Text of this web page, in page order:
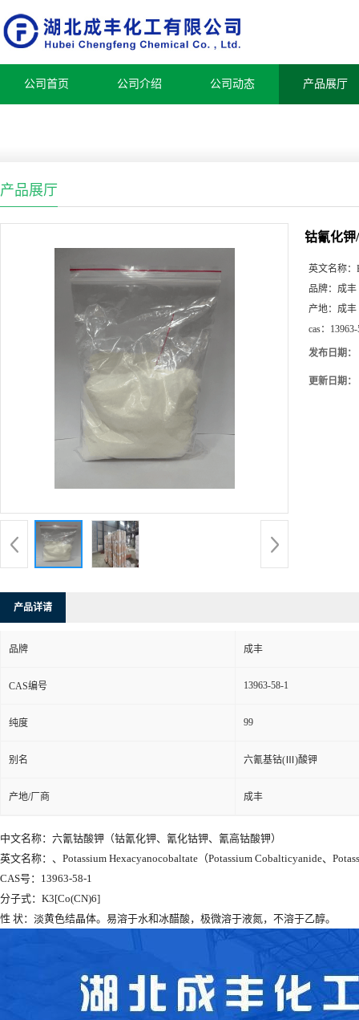
公司首页 公司介绍 公司动态 产品展厅
产品展厅
钴氰化钾
英文名称：
品牌： 成丰
产地： 成丰
cas：
发布日期：
更新日期：
产品详请
品牌 成丰
CAS编号 13963-58-1
纯度 99
别名 六氰基钴(Ⅲ)酸钾
产地/厂商 成丰
中文名称：六氰钴酸钾（钴氰化钾、氰化钴钾、氰高钴酸钾）
英文名称：、Potassium Hexacyanocobaltate（Potassium Cobalticyanide、
CAS号：13963-58-1
分子式：K3[Co(CN)6]
性 状：淡黄色结晶体。易溶于水和冰醋酸，极微溶于液氮，不溶于乙醇。